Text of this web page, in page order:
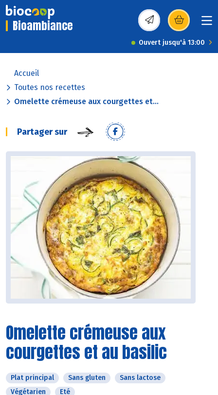
Bioambiance (s’ouvre dans une
Ouvert jusqu'à 13:00
Accueil
Toutes nos recettes
Omelette crémeuse aux courgettes et...
Partager sur
Omelette crémeuse aux
courgettes et au basilic
Plat principal Sans gluten
Sans lactose
Végétarien
Eté